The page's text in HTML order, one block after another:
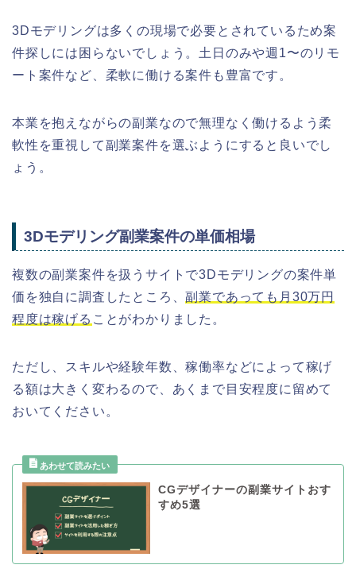
3Dモデリングは多くの現場で必要とされているため案
件探しには困らないでしょう。土日のみや週1〜のリモ
ート案件など、柔軟に働ける案件も豊富です。
本業を抱えながらの副業なので無理なく働けるよう柔
軟性を重視して副業案件を選ぶようにすると良いでし
ょう。
3Dモデリング副業案件の単価相場
複数の副業案件を扱うサイトで3Dモデリングの案件単
価を独自に調査したところ、副業であっても月30万円
程度は稼げる ことがわかりました。
ただし、スキルや経験年数、稼働率などによって稼げ
る額は大きく変わるので、あくまで目安程度に留めて
おいてください。
CGデザイナーの副業サイトおす
すめ5選